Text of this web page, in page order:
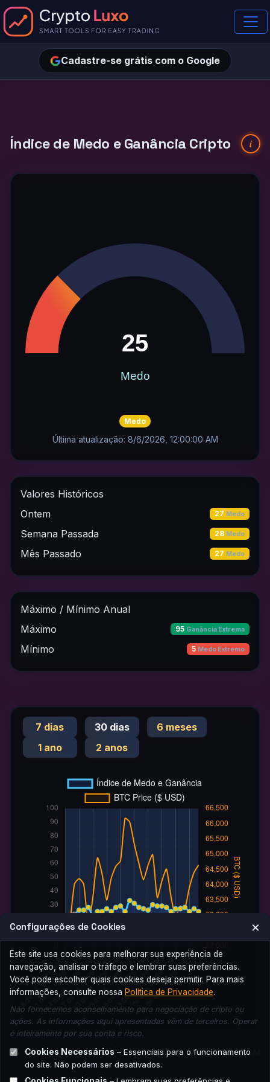
Cadastre-se grátis com o Google
Índice de Medo e Ganância Cripto i
Medo
Última atualização: 8/6/2026, 12:00:00 AM
Valores Históricos
Ontem
27 Medo
Semana Passada 28 Medo
Mês Passado 27 Medo
Máximo / Mínimo Anual
Máximo
95 Ganância Extrema
Mínimo 5 Medo Extremo
7 dias 30 dias
6 meses
1 ano
2 anos
Fonte:alternative.me | Last update: 8/6/2026, 12:00:00 AM
Configurações de Cookies ×
Este site usa cookies para melhorar sua experiência de
navegação, analisar o tráfego e lembrar suas preferências.
Você pode escolher quais cookies deseja permitir. Para mais
informações, consulte nossa Política de Privacidade.
Não fornecemos aconselhamento para negociação de cripto ou
ações. As informações aqui apresentadas vêm de terceiros. Operar
é inteiramente por sua conta e risco.
Cookies Necessários – Essenciais para o funcionamento
do site. Não podem ser desativados.